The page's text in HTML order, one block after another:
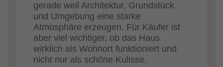
gerade weil Architektur, Grundstück
und Umgebung eine starke
Atmosphäre erzeugen. Für Käufer ist
aber viel wichtiger, ob das Haus
wirklich als Wohnort funktioniert und
nicht nur als schöne Kulisse.